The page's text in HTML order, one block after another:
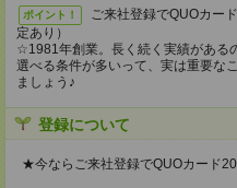
ポイント！
ご来社登録でQUOカー
定あり）
☆1981年創業。長く続く実績がある
選べる条件が多いって、実は重要な
ましょう♪
登録について
★今ならご来社登録でQUOカード